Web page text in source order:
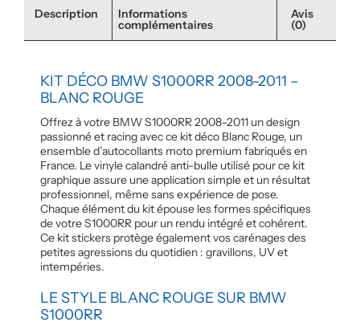
Description Informations
complémentaires
Avis
(0)
KIT DÉCO BMW S1000RR 2008-2011 –
BLANC ROUGE
Offrez à votre BMW S1000RR 2008-2011 un design
passionné et racing avec ce kit déco Blanc Rouge, un
ensemble d’autocollants moto premium fabriqués en
France. Le vinyle calandré anti-bulle utilisé pour ce kit
graphique assure une application simple et un résultat
professionnel, même sans expérience de pose.
Chaque élément du kit épouse les formes spécifiques
de votre S1000RR pour un rendu intégré et cohérent.
Ce kit stickers protège également vos carénages des
petites agressions du quotidien : gravillons, UV et
intempéries.
LE STYLE BLANC ROUGE SUR BMW
S1000RR